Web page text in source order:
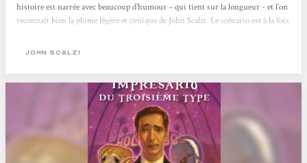
histoire est narrée avec beaucoup d’humour – qui tient sur la longueur - et l’on
reconnaît bien la plume légère et cynique de John Scalzi. Le scénario est à la fois
monde du show business, fallait y penser ! Mais que l’on ne s’y trompe...
JOHN SCALZI